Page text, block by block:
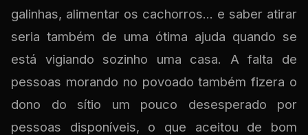
galinhas, alimentar os cachorros... e saber atirar
seria também de uma ótima ajuda quando se
está vigiando sozinho uma casa. A falta de
pessoas morando no povoado também fizera o
dono do sítio um pouco desesperado por
pessoas disponíveis, o que aceitou de bom